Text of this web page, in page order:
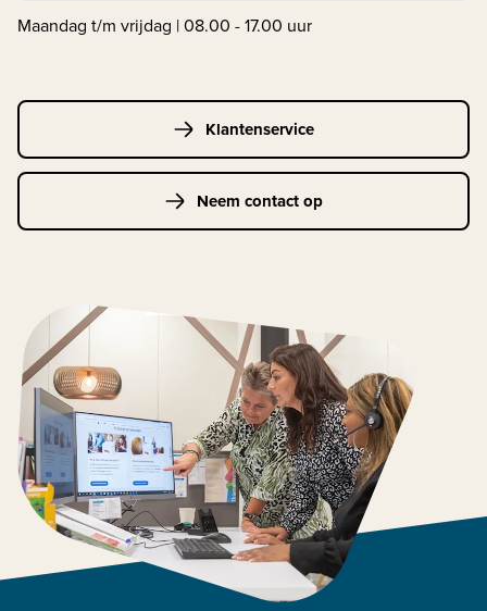
Maandag t/m vrijdag | 08.00 - 17.00 uur
Klantenservice
Neem contact op